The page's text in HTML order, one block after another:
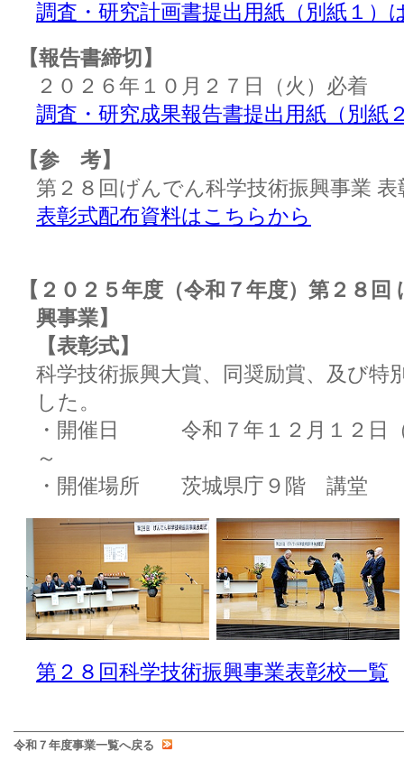
調査・研究計画書提出用紙（別紙１）
【報告書締切】
２０２６年１０月２７日（火）必着
調査・研究成果報告書提出用紙（別紙
【参 考】
第２８回げんでん科学技術振興事業 表
表彰式配布資料はこちらから
【２０２５年度（令和７年度）第２８
興事業】
【表彰式】
科学技術振興大賞、同奨励賞、及び特
した。
・開催日 令和７年１２月１２日（
～
・開催場所 茨城県庁９階 講堂
第２８回科学技術振興事業表彰校一覧
令和７年度事業一覧へ戻る